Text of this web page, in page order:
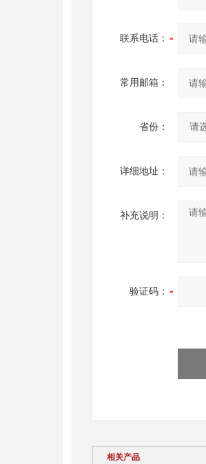
联系电话：
常用邮箱：
省份：
详细地址：
补充说明：
验证码：
相关产品